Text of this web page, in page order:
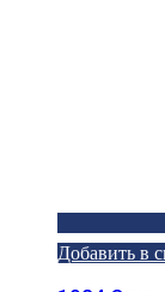
Добавить в